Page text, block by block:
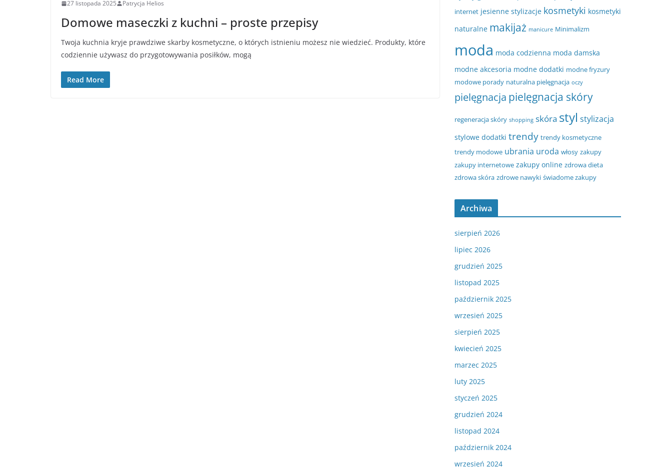
27 listopada 2025 Patrycja Helios
Domowe maseczki z kuchni – proste przepisy
Twoja kuchnia kryje prawdziwe skarby kosmetyczne, o których istnieniu możesz nie wiedzieć. Produkty, które
codziennie używasz do przygotowywania posiłków, mogą
Read More
internet jesienne stylizacje kosmetyki kosmetyki
naturalne makijaż manicure Minimalizm
moda moda codzienna moda damska
modne akcesoria modne dodatki modne fryzury
modowe porady naturalna pielęgnacja oczy
pielęgnacja pielęgnacja skóry
regeneracja skóry shopping skóra styl stylizacja
stylowe dodatki trendy trendy kosmetyczne
trendy modowe ubrania uroda włosy zakupy
zakupy internetowe zakupy online zdrowa dieta
zdrowa skóra zdrowe nawyki świadome zakupy
Archiwa
sierpień 2026
lipiec 2026
grudzień 2025
listopad 2025
październik 2025
wrzesień 2025
sierpień 2025
kwiecień 2025
marzec 2025
luty 2025
styczeń 2025
grudzień 2024
listopad 2024
październik 2024
wrzesień 2024